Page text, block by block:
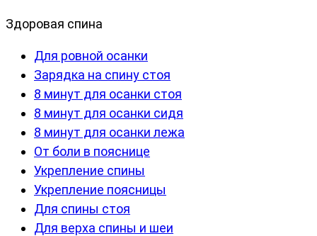
Здоровая спина
Для ровной осанки
Зарядка на спину стоя
8 минут для осанки стоя
8 минут для осанки сидя
8 минут для осанки лежа
От боли в пояснице
Укрепление спины
Укрепление поясницы
Для спины стоя
Для верха спины и шеи